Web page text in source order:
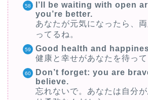
I’ll be waiting with open
you’re better.
あなたが元気になったら、
ってるね。
Good health and
健康と幸せがあなたを待って
Don’t forget: you are
believe.
忘れないで。あなたは自分